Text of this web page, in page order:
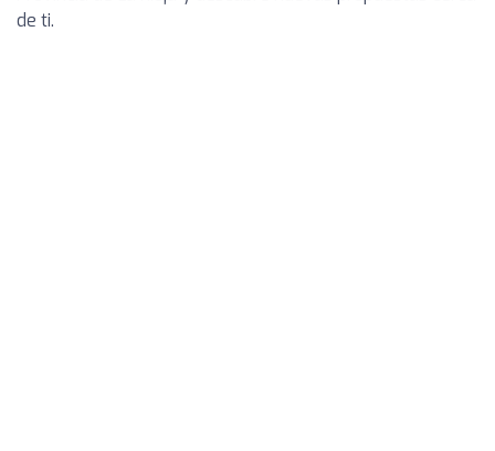
de ti.